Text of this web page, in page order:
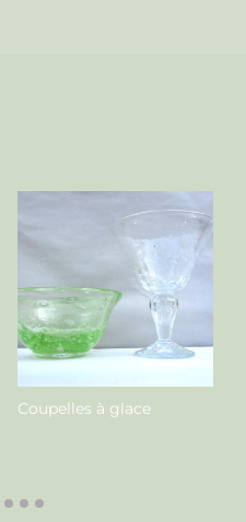
Coupelles à glace